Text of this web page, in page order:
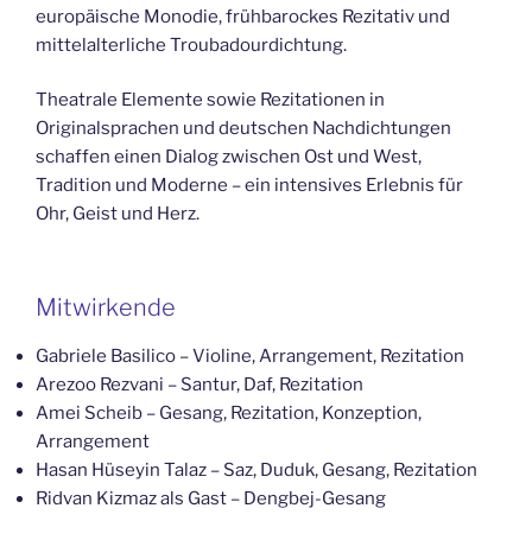
europäische Monodie, frühbarockes Rezitativ und
mittelalterliche Troubadourdichtung.
Theatrale Elemente sowie Rezitationen in
Originalsprachen und deutschen Nachdichtungen
schaffen einen Dialog zwischen Ost und West,
Tradition und Moderne – ein intensives Erlebnis für
Ohr, Geist und Herz.
Mitwirkende
Gabriele Basilico – Violine, Arrangement, Rezitation
Arezoo Rezvani – Santur, Daf, Rezitation
Amei Scheib – Gesang, Rezitation, Konzeption,
Arrangement
Hasan Hüseyin Talaz – Saz, Duduk, Gesang, Rezitation
Ridvan Kizmaz als Gast – Dengbej-Gesang